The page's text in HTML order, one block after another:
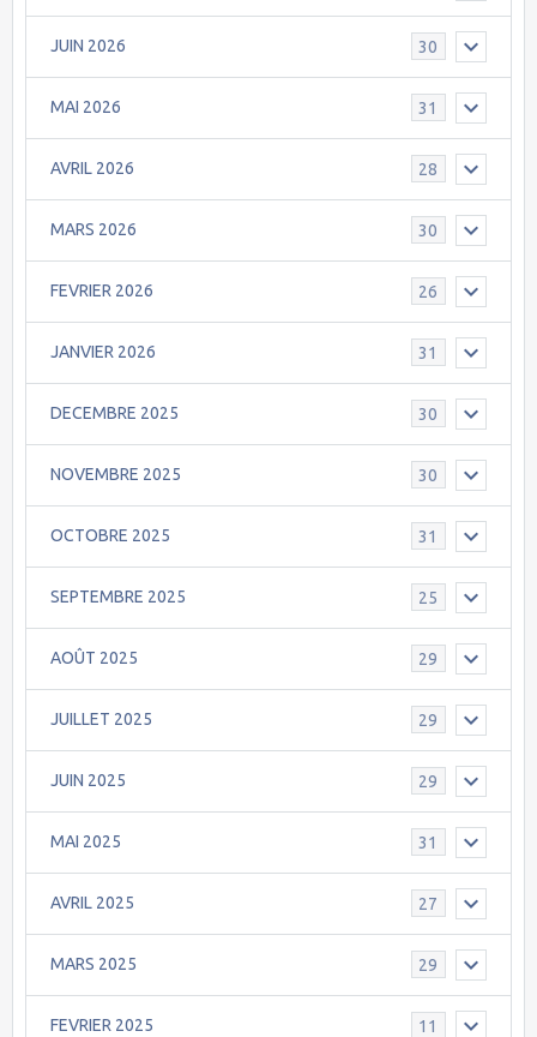
JUIN 2026 30
MAI 2026 31
AVRIL 2026 28
MARS 2026 30
FEVRIER 2026 26
JANVIER 2026 31
DECEMBRE 2025 30
NOVEMBRE 2025 30
OCTOBRE 2025 31
SEPTEMBRE 2025 25
AOÛT 2025 29
JUILLET 2025 29
JUIN 2025 29
MAI 2025 31
AVRIL 2025 27
MARS 2025 29
FEVRIER 2025 11